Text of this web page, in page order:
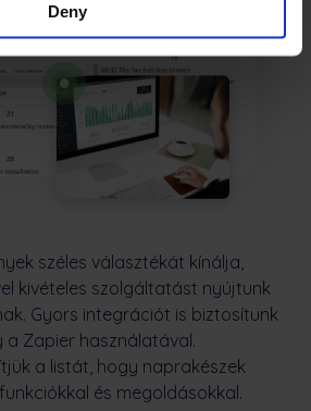
Deny
széles választékát kínálja,
kivételes szolgáltatást nyújtunk
Gyors integrációt is biztosítunk
a Zapier használatával.
a listát, hogy naprakészek
és megoldásokkal.